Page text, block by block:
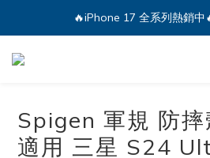
🔥iPhone 17 全系列熱銷
🔥iPhone 17 全系列熱銷
💕加入Q哥 Line 新好友
Spigen 軍規 防摔
適用 三星 S24